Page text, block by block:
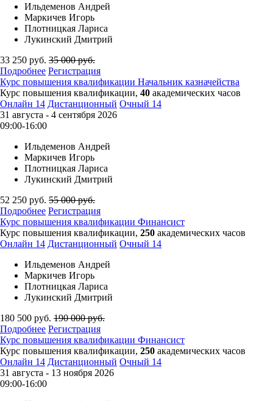
Ильдеменов Андрей
Маркичев Игорь
Плотницкая Лариса
Лукинский Дмитрий
33 250 руб. 35 000руб.
Подробнее Регистрация
Курс повышения квалификации Начальник казначейства
Курс повышения квалификации, 40 академических часов
Онлайн 14 Дистанционный Очный 14
31 августа - 4 сентября 2026
09:00-16:00
Ильдеменов Андрей
Маркичев Игорь
Плотницкая Лариса
Лукинский Дмитрий
52 250 руб. 55 000руб.
Подробнее Регистрация
Курс повышения квалификации Финансист
Курс повышения квалификации, 250 академических часов
Онлайн 14 Дистанционный Очный 14
Ильдеменов Андрей
Маркичев Игорь
Плотницкая Лариса
Лукинский Дмитрий
180 500 руб. 190 000руб.
Подробнее Регистрация
Курс повышения квалификации Финансист
Курс повышения квалификации, 250 академических часов
Онлайн 14 Дистанционный Очный 14
31 августа - 13 ноября 2026
09:00-16:00